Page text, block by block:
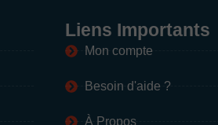
Liens Importants
Mon compte
Besoin d'aide ?
À Propos